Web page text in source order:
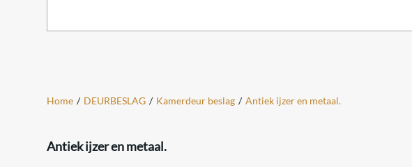
Home / DEURBESLAG / Kamerdeur beslag / Antiek ijzer en metaal.
Antiek ijzer en metaal.